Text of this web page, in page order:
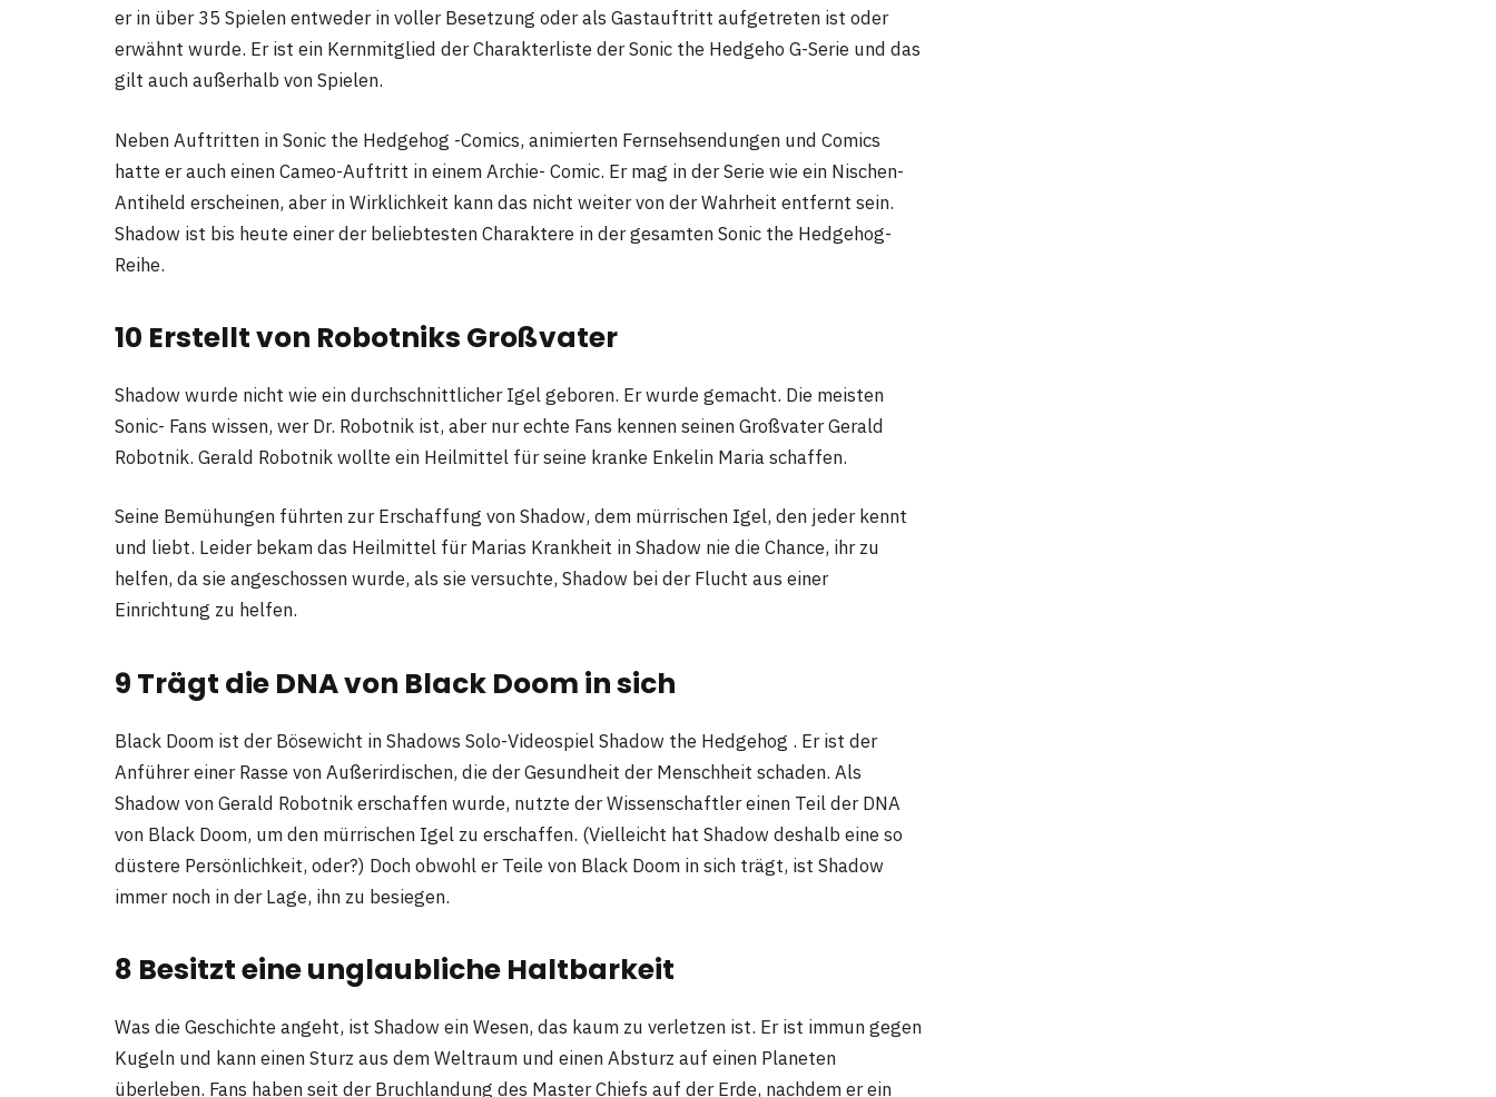
er in über 35 Spielen entweder in voller Besetzung oder als Gastauftritt aufgetreten ist oder
erwähnt wurde. Er ist ein Kernmitglied der Charakterliste der Sonic the Hedgeho G-Serie und das
gilt auch außerhalb von Spielen.
Neben Auftritten in Sonic the Hedgehog -Comics, animierten Fernsehsendungen und Comics
hatte er auch einen Cameo-Auftritt in einem Archie- Comic. Er mag in der Serie wie ein Nischen-
Antiheld erscheinen, aber in Wirklichkeit kann das nicht weiter von der Wahrheit entfernt sein.
Shadow ist bis heute einer der beliebtesten Charaktere in der gesamten Sonic the Hedgehog-
Reihe.
10 Erstellt von Robotniks Großvater
Shadow wurde nicht wie ein durchschnittlicher Igel geboren. Er wurde gemacht. Die meisten
Sonic- Fans wissen, wer Dr. Robotnik ist, aber nur echte Fans kennen seinen Großvater Gerald
Robotnik. Gerald Robotnik wollte ein Heilmittel für seine kranke Enkelin Maria schaffen.
Seine Bemühungen führten zur Erschaffung von Shadow, dem mürrischen Igel, den jeder kennt
und liebt. Leider bekam das Heilmittel für Marias Krankheit in Shadow nie die Chance, ihr zu
helfen, da sie angeschossen wurde, als sie versuchte, Shadow bei der Flucht aus einer
Einrichtung zu helfen.
9 Trägt die DNA von Black Doom in sich
Black Doom ist der Bösewicht in Shadows Solo-Videospiel Shadow the Hedgehog . Er ist der
Anführer einer Rasse von Außerirdischen, die der Gesundheit der Menschheit schaden. Als
Shadow von Gerald Robotnik erschaffen wurde, nutzte der Wissenschaftler einen Teil der DNA
von Black Doom, um den mürrischen Igel zu erschaffen. (Vielleicht hat Shadow deshalb eine so
düstere Persönlichkeit, oder?) Doch obwohl er Teile von Black Doom in sich trägt, ist Shadow
immer noch in der Lage, ihn zu besiegen.
8 Besitzt eine unglaubliche Haltbarkeit
Was die Geschichte angeht, ist Shadow ein Wesen, das kaum zu verletzen ist. Er ist immun gegen
Kugeln und kann einen Sturz aus dem Weltraum und einen Absturz auf einen Planeten
überleben. Fans haben seit der Bruchlandung des Master Chiefs auf der Erde, nachdem er ein